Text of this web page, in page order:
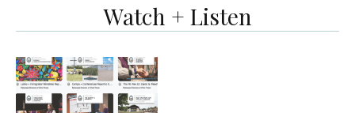
Watch + Listen